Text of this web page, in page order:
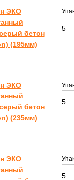
ЭКО
бетон
(195мм)
5
ЭКО
бетон
(235мм)
5
ЭКО
5